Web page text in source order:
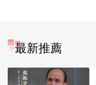
最新推薦